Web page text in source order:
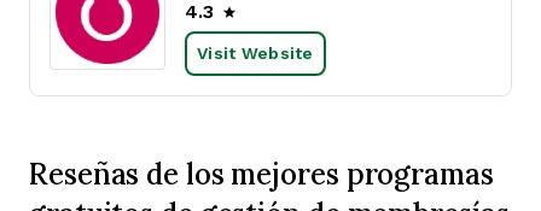
4.3
Visit Website
Reseñas de los mejores programas